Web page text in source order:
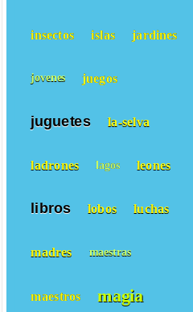
insectos islas jardines
jovenes juegos
juguetes la-selva
ladrones lagos leones
libros lobos luchas
madres maestras
maestros magia